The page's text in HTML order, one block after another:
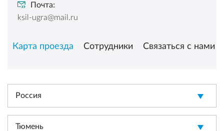
Почта:
ksil-ugra@mail.ru
Карта проезда Сотрудники Связаться с нами
Россия
Тюмень